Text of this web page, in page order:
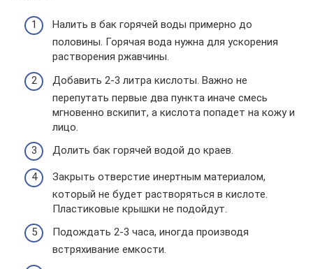
Налить в бак горячей воды примерно до
половины. Горячая вода нужна для ускорения
растворения ржавчины.
Добавить 2-3 литра кислоты. Важно не
перепутать первые два пункта иначе смесь
мгновенно вскипит, а кислота попадет на кожу и
лицо.
Долить бак горячей водой до краев.
Закрыть отверстие инертным материалом,
который не будет растворяться в кислоте.
Пластиковые крышки не подойдут.
Подождать 2-3 часа, иногда производя
встряхивание емкости.